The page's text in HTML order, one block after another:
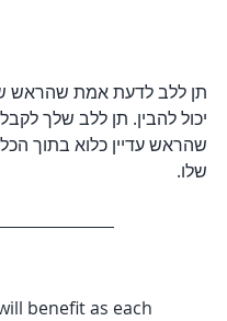
תן ללב לדעת אמת שהראש
יכול להבין. תן ללב שלך
שהראש עדיין כלוא בתוך
שלו.
benefit as each